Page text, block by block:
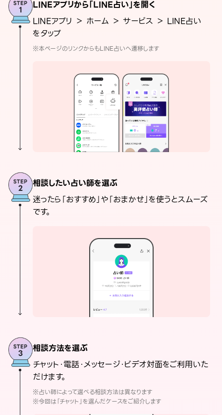
LINEアプリから「LINE占い」を開く
LINEアプリ ＞ ホーム ＞ サービス ＞ LINE占い
をタップ
※本ページのリンクからもLINE占いへ遷移します
相談したい占い師を選ぶ
迷ったら「おすすめ」や「おまかせ」を使うとスムーズ
です。
相談方法を選ぶ
チャット・電話・メッセージ・ビデオ対面をご利用いた
だけます。
※占い師によって選べる相談方法は異なります
※今回は「チャット」を選んだケースをご紹介します